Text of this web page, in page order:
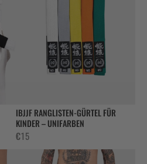
IBJJF RANGLISTEN-GÜRTEL FÜR
KINDER – UNIFARBEN
€15